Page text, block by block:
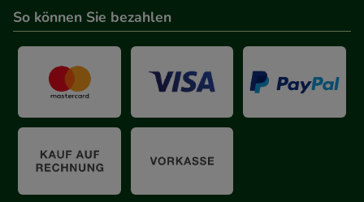
So können Sie bezahlen